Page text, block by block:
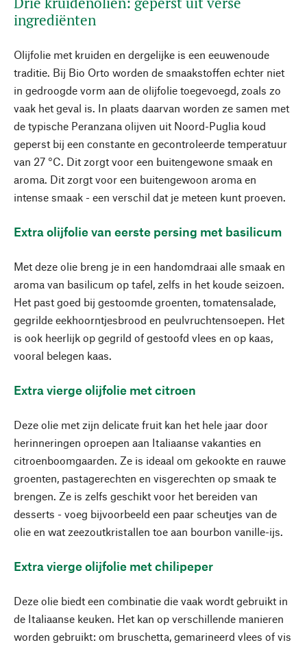
ingrediënten
Olijfolie met kruiden en dergelijke is een eeuwenoude
traditie. Bij Bio Orto worden de smaakstoffen echter niet
in gedroogde vorm aan de olijfolie toegevoegd, zoals zo
vaak het geval is. In plaats daarvan worden ze samen met
de typische Peranzana olijven uit Noord-Puglia koud
geperst bij een constante en gecontroleerde temperatuur
van 27 °C. Dit zorgt voor een buitengewone smaak en
aroma. Dit zorgt voor een buitengewoon aroma en
intense smaak - een verschil dat je meteen kunt proeven.
Extra olijfolie van eerste persing met basilicum
Met deze olie breng je in een handomdraai alle smaak en
aroma van basilicum op tafel, zelfs in het koude seizoen.
Het past goed bij gestoomde groenten, tomatensalade,
gegrilde eekhoorntjesbrood en peulvruchtensoepen. Het
is ook heerlijk op gegrild of gestoofd vlees en op kaas,
vooral belegen kaas.
Extra vierge olijfolie met citroen
Deze olie met zijn delicate fruit kan het hele jaar door
herinneringen oproepen aan Italiaanse vakanties en
citroenboomgaarden. Ze is ideaal om gekookte en rauwe
groenten, pastagerechten en visgerechten op smaak te
brengen. Ze is zelfs geschikt voor het bereiden van
desserts - voeg bijvoorbeeld een paar scheutjes van de
olie en wat zeezoutkristallen toe aan bourbon vanille-ijs.
Extra vierge olijfolie met chilipeper
Deze olie biedt een combinatie die vaak wordt gebruikt in
de Italiaanse keuken. Het kan op verschillende manieren
worden gebruikt: om bruschetta, gemarineerd vlees of vis